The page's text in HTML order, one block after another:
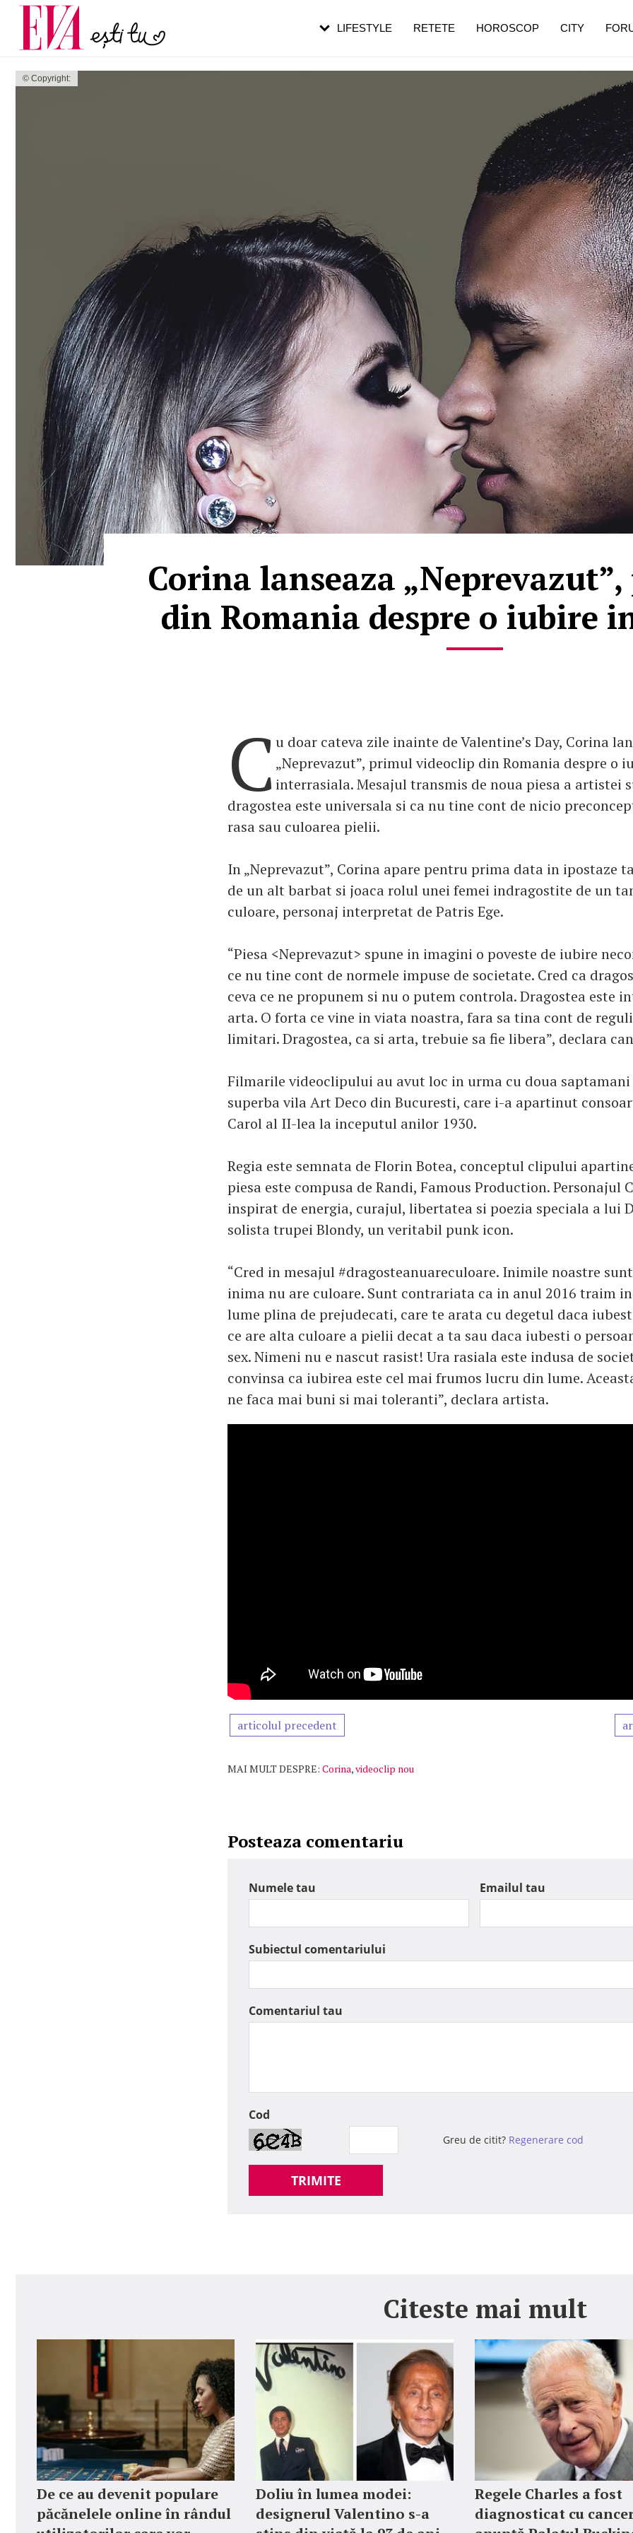
© Copyright:
Corina lanseaza
din Romania despre o iubire
C u doar cateva zile inainte de Valentine’s Day, Corina
„Neprevazut”, primul videoclip din Romania despre o
interrasiala. Mesajul transmis de noua piesa a artistei
dragostea este universala si ca nu tine cont de nicio
rasa sau culoarea pielii.
In „Neprevazut”, Corina apare pentru prima data in ipostaze
de un alt barbat si joaca rolul unei femei indragostite de un
culoare, personaj interpretat de Patris Ege.
“Piesa <Neprevazut> spune in imagini o poveste de iubire
ce nu tine cont de normele impuse de societate. Cred ca
ceva ce ne propunem si nu o putem controla. Dragostea este
arta. O forta ce vine in viata noastra, fara sa tina cont de
limitari. Dragostea, ca si arta, trebuie sa fie libera”, declara
Filmarile videoclipului au avut loc in urma cu doua
superba vila Art Deco din Bucuresti, care i-a apartinut
Carol al II-lea la inceputul anilor 1930.
Regia este semnata de Florin Botea, conceptul clipului
piesa este compusa de Randi, Famous Production. Personajul
inspirat de energia, curajul, libertatea si poezia speciala a lui
solista trupei Blondy, un veritabil punk icon.
“Cred in mesajul #dragosteanuareculoare. Inimile noastre
inima nu are culoare. Sunt contrariata ca in anul 2016 traim
lume plina de prejudecati, care te arata cu degetul daca
ce are alta culoare a pielii decat a ta sau daca iubesti o
sex. Nimeni nu e nascut rasist! Ura rasiala este indusa de
convinsa ca iubirea este cel mai frumos lucru din lume.
ne faca mai buni si mai toleranti”, declara artista.
articolul precedent
MAI MULT DESPRE: Corina,videoclip nou
Posteaza comentariu
Numele tau Emailul tau
Subiectul comentariului
Comentariul tau
Cod
Greu de citit? Regenerare cod
TRIMITE
Citeste mai mult
De ce au devenit populare
păcănelele online în rândul
Doliu în lumea modei:
designerul Valentino s-a
Regele Charles a fost
diagnosticat cu
LIFESTYLE RETETE HOROSCOP CITY
Carieră
Actualitate
pe măsură ce înaintezi în vârstă
de dureroasă este investigația